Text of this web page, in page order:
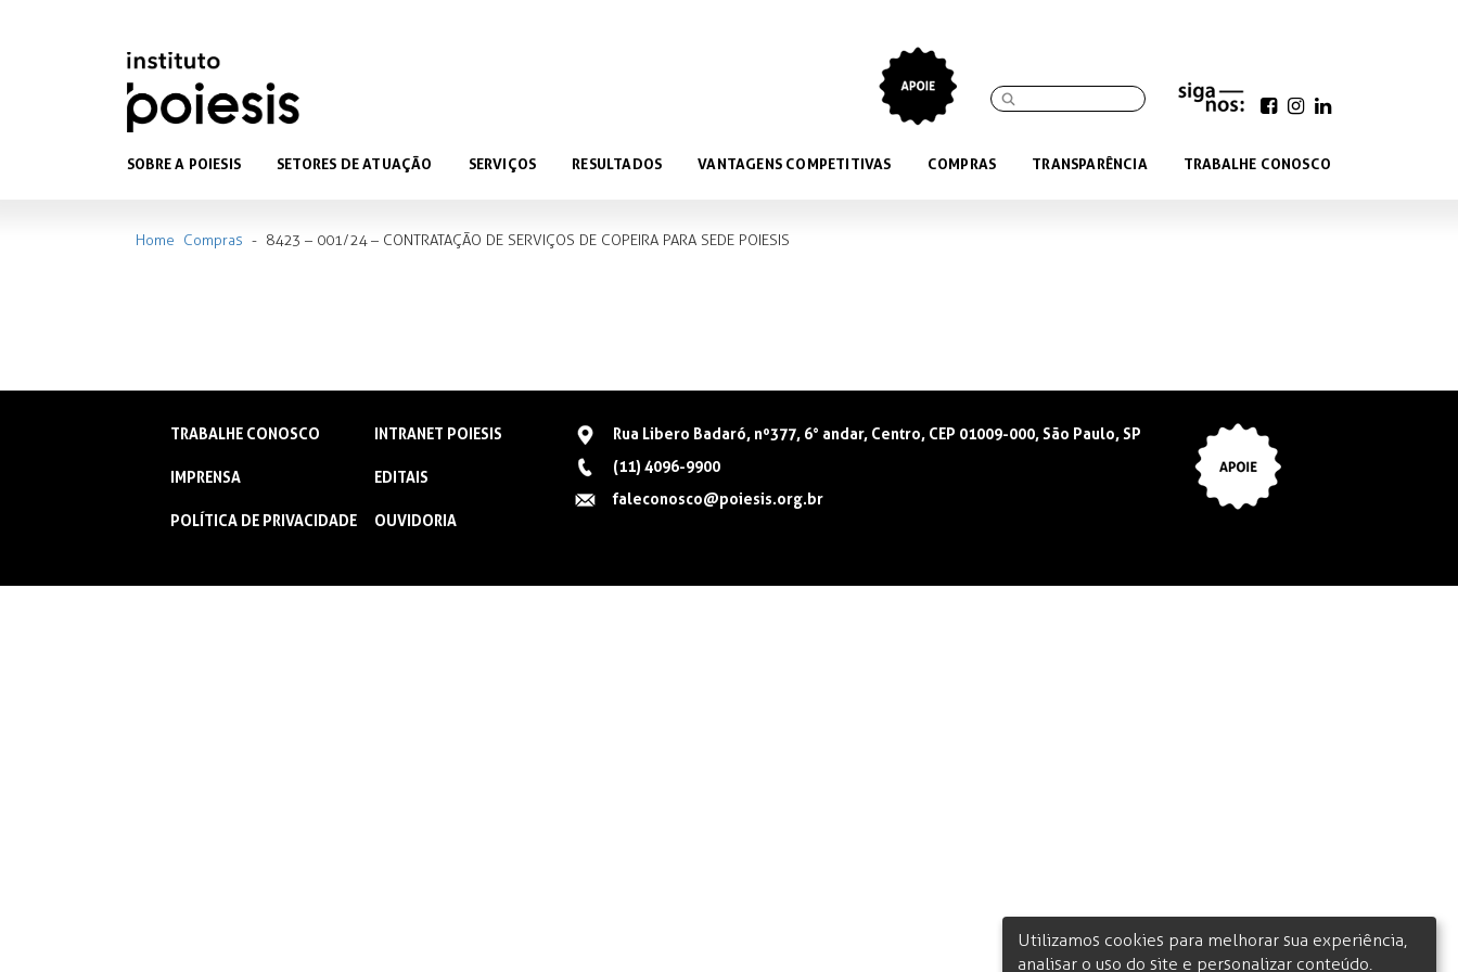
SOBRE A POIESIS SETORES DE ATUAÇÃO SERVIÇOS RESULTADOS VANTAGENS COMPETITIVAS COMPRAS TRANSPARÊNCIA TRABALHE CONOSCO
Home Compras - 8423 – 001/24 – CONTRATAÇÃO DE SERVIÇOS DE COPEIRA PARA SEDE POIESIS
TRABALHE CONOSCO
IMPRENSA
POLÍTICA DE PRIVACIDADE
INTRANET POIESIS
EDITAIS
OUVIDORIA
Rua Libero Badaró, nº377, 6° andar, Centro, CEP 01009-000, São Paulo, SP
(11) 4096-9900
faleconosco@poiesis.org.br
Utilizamos cookies para melhorar sua experiência,
analisar o uso do site e personalizar conteúdo.